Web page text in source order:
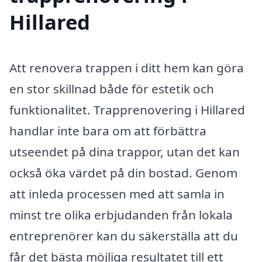
Hillared
Att renovera trappen i ditt hem kan göra
en stor skillnad både för estetik och
funktionalitet. Trapprenovering i Hillared
handlar inte bara om att förbättra
utseendet på dina trappor, utan det kan
också öka värdet på din bostad. Genom
att inleda processen med att samla in
minst tre olika erbjudanden från lokala
entreprenörer kan du säkerställa att du
får det bästa möjliga resultatet till ett